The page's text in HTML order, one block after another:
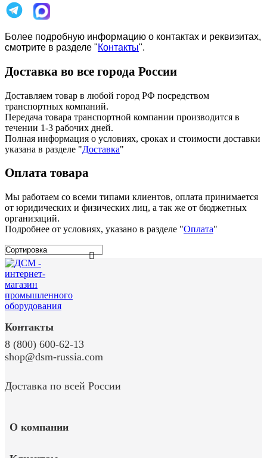
Более подробную информацию о контактах и реквизитах,
смотрите в разделе "Контакты".
Доставка во все города России
Доставляем товар в любой город РФ посредством
транспортных компаний.
Передача товара транспортной компании производится в
течении 1-3 рабочих дней.
Полная информация о условиях, сроках и стоимости доставки
указана в разделе "Доставка"
Оплата товара
Мы работаем со всеми типами клиентов, оплата принимается
от юридических и физических лиц, а так же от бюджетных
организаций.
Подробнее от условиях, указано в разделе "Оплата"
О компании
Контакты
8 (800) 600-62-13
shop@dsm-russia.com
Доставка по всей России